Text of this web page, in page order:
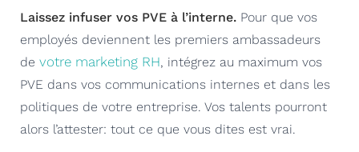
Laissez infuser vos PVE à l’interne. Pour que vos
employés deviennent les premiers ambassadeurs
de votre marketing RH, intégrez au maximum vos
PVE dans vos communications internes et dans les
politiques de votre entreprise. Vos talents pourront
alors l’attester: tout ce que vous dites est vrai.